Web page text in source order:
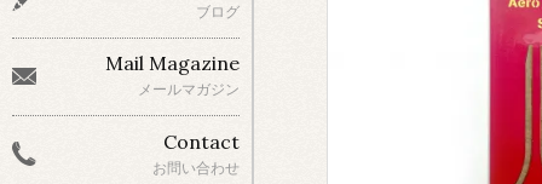
ブログ
Mail Magazine
メールマガジン
Contact
お問い合わせ